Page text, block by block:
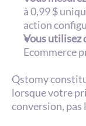
à 0,99 $
action
Vous utilisez
Ecommerce
Qstomy
lorsque votre
conversion,